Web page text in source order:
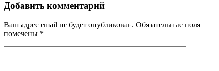
Добавить комментарий
Ваш адрес email не будет опубликован. Обязательные поля
помечены *